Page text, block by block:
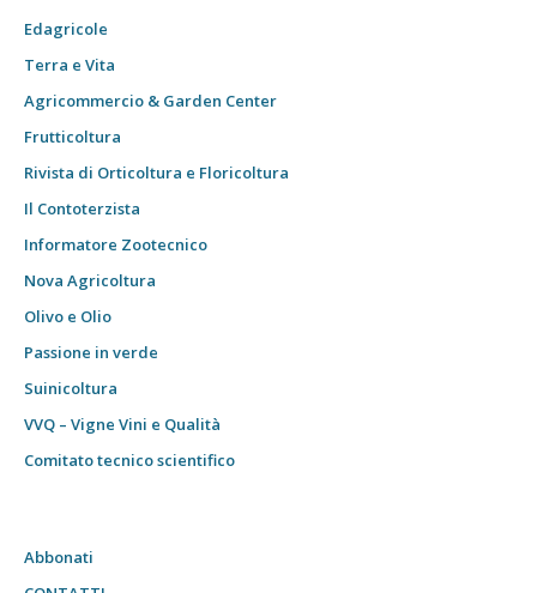
Edagricole
Terra e Vita
Agricommercio & Garden Center
Frutticoltura
Rivista di Orticoltura e Floricoltura
Il Contoterzista
Informatore Zootecnico
Nova Agricoltura
Olivo e Olio
Passione in verde
Suinicoltura
VVQ – Vigne Vini e Qualità
Comitato tecnico scientifico
Abbonati